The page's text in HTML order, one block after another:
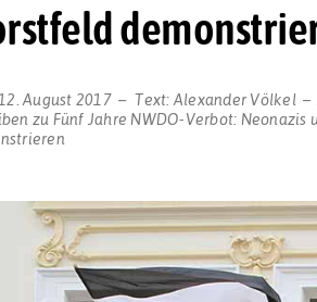
12. August 2017 Text: Alexander Völkel
zu Fünf Jahre NWDO-Verbot: